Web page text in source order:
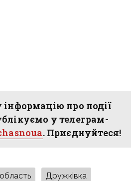
про події
у телеграм-
. Приєднуйтеся!
Дружківка